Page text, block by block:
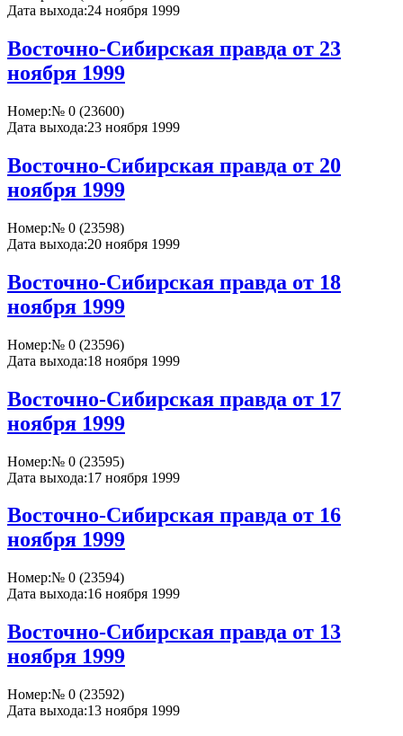
Дата выхода:24 ноября 1999
Восточно-Сибирская правда от 23
ноября 1999
Номер:№ 0 (23600)
Дата выхода:23 ноября 1999
Восточно-Сибирская правда от 20
ноября 1999
Номер:№ 0 (23598)
Дата выхода:20 ноября 1999
Восточно-Сибирская правда от 18
ноября 1999
Номер:№ 0 (23596)
Дата выхода:18 ноября 1999
Восточно-Сибирская правда от 17
ноября 1999
Номер:№ 0 (23595)
Дата выхода:17 ноября 1999
Восточно-Сибирская правда от 16
ноября 1999
Номер:№ 0 (23594)
Дата выхода:16 ноября 1999
Восточно-Сибирская правда от 13
ноября 1999
Номер:№ 0 (23592)
Дата выхода:13 ноября 1999